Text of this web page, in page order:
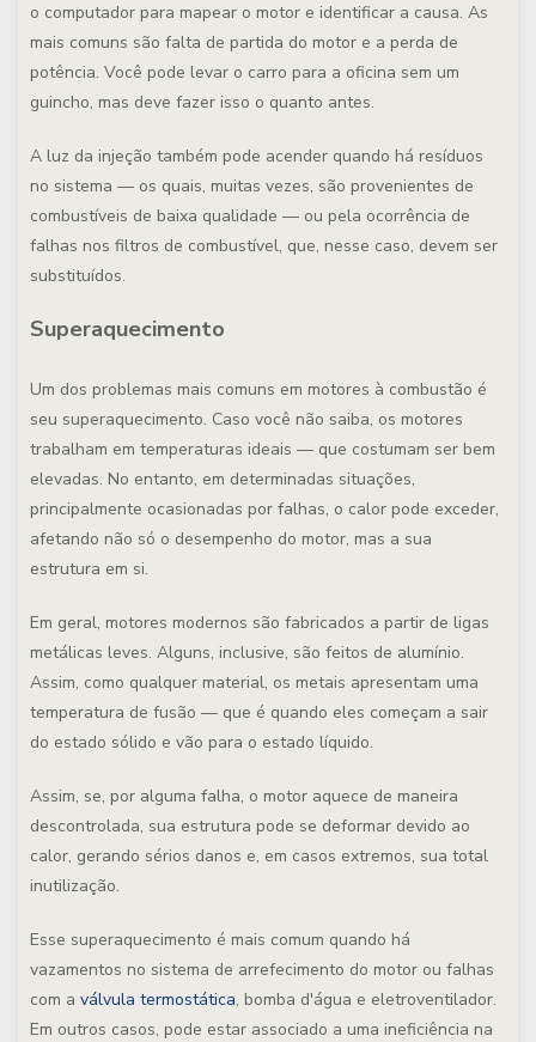
o computador para mapear o motor e identificar a causa. As
mais comuns são falta de partida do motor e a perda de
potência. Você pode levar o carro para a oficina sem um
guincho, mas deve fazer isso o quanto antes.
A luz da injeção também pode acender quando há resíduos
no sistema — os quais, muitas vezes, são provenientes de
combustíveis de baixa qualidade — ou pela ocorrência de
falhas nos filtros de combustível, que, nesse caso, devem ser
substituídos.
Superaquecimento
Um dos problemas mais comuns em motores à combustão é
seu superaquecimento. Caso você não saiba, os motores
trabalham em temperaturas ideais — que costumam ser bem
elevadas. No entanto, em determinadas situações,
principalmente ocasionadas por falhas, o calor pode exceder,
afetando não só o desempenho do motor, mas a sua
estrutura em si.
Em geral, motores modernos são fabricados a partir de ligas
metálicas leves. Alguns, inclusive, são feitos de alumínio.
Assim, como qualquer material, os metais apresentam uma
temperatura de fusão — que é quando eles começam a sair
do estado sólido e vão para o estado líquido.
Assim, se, por alguma falha, o motor aquece de maneira
descontrolada, sua estrutura pode se deformar devido ao
calor, gerando sérios danos e, em casos extremos, sua total
inutilização.
Esse superaquecimento é mais comum quando há
vazamentos no sistema de arrefecimento do motor ou falhas
com a válvula termostática, bomba d'água e eletroventilador.
Em outros casos, pode estar associado a uma ineficiência na